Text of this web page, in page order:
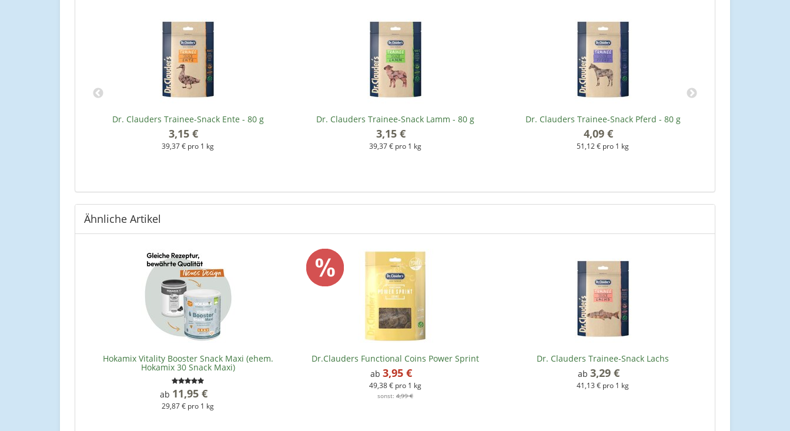
Dr. Clauders Trainee-Snack Ente - 80 g
3,15 €
39,37 € pro 1 kg
Dr. Clauders Trainee-Snack Lamm - 80 g
3,15 €
39,37 € pro 1 kg
Dr. Clauders Trainee-Snack Pferd - 80 g
4,09 €
51,12 € pro 1 kg
Ähnliche Artikel
Hokamix Vitality Booster Snack Maxi (ehem.
Hokamix 30 Snack Maxi)
ab 11,95 €
29,87 € pro 1 kg
Dr.Clauders Functional Coins Power Sprint
ab 3,95 €
49,38 € pro 1 kg
sonst: 4,99 €
Dr. Clauders Trainee-Snack Lachs
ab 3,29 €
41,13 € pro 1 kg